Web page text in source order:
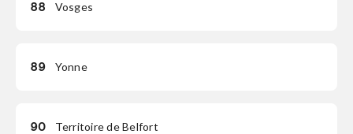
88 Vosges
89 Yonne
90 Territoire de Belfort